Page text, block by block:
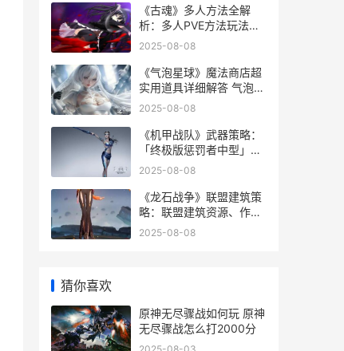
《古魂》多人方法全解
析：多人PVE方法玩法说
明 魂血古戒
2025-08-08
《气泡星球》魔法商店超
实用道具详细解答 气泡星
球下载安装
2025-08-08
《机甲战队》武器策略：
「终极版惩罚者中型」武
器详细解答 机甲战队游戏
2025-08-08
《龙石战争》联盟建筑策
略：联盟建筑资源、作用
详细解答 龙只战争
2025-08-08
猜你喜欢
原神无尽骤战如何玩 原神
无尽骤战怎么打2000分